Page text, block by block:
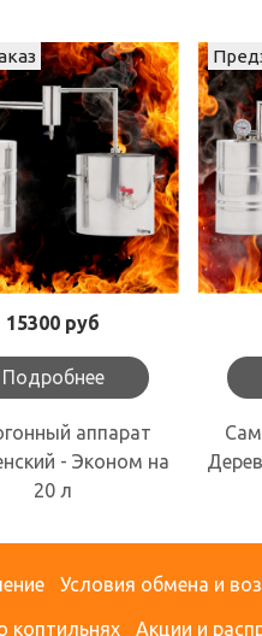
15300 руб
Подробнее
аппарат
- Эконом на
20 л
Условия обмена и
коптильнях Акции и